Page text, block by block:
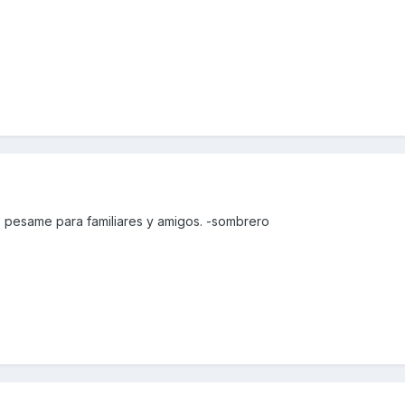
para familiares y amigos. -sombrero